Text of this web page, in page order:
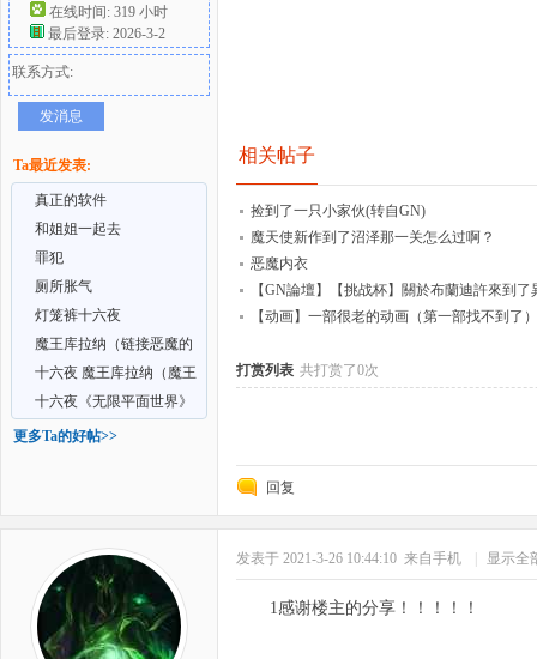
好
在线时间: 319 小时
最后登录: 2026-3-2
联系方式:
发消息
Ta最近发表:
真正的软件
和姐姐一起去
罪犯
厕所胀气
灯笼裤十六夜
魔王库拉纳（链接恶魔的
生活）
十六夜 魔王库拉纳（魔王
的日常生活）
十六夜《无限平面世界》
更多Ta的好帖>>
相关帖子
捡到了一只小家伙(转自GN)
魔天使新作到了沼泽那一关怎么过啊？
恶魔内衣
【GN論壇】【挑战杯】關於布蘭迪許來到
【动画】一部很老的动画（第一部找不到了）
打赏列表 共打赏了0次
回复
发表于 2021-3-26 10:44:10 来自手机 显示全
1感谢楼主的分享！！！！！